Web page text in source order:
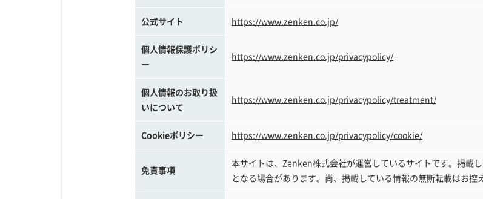
公式サイト https://www.zenken.co.jp/
個人情報保護ポリシ
ー
https://www.zenken.co.jp/privacypolicy/
個人情報のお取り扱
いについて
https://www.zenken.co.jp/privacypolicy/treatment/
Cookieポリシー https://www.zenken.co.jp/privacypolicy/cookie/
免責事項
本サイトは、Zenken株式会社が運営しているサイトです。掲載
となる場合があります。尚、掲載している情報の無断転載はお控